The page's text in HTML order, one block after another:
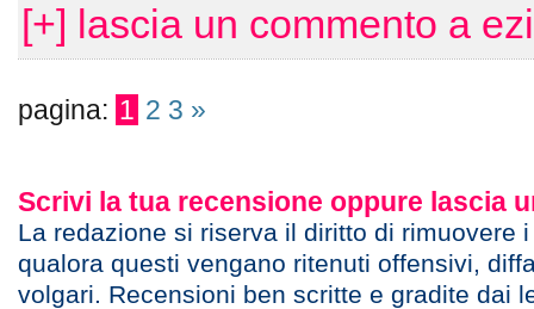
[+] lascia un commento a
pagina: 1 2 3 »
Scrivi la tua recensione oppure lascia
La redazione si riserva il diritto di rimuovere
qualora questi vengano ritenuti offensivi,
volgari. Recensioni ben scritte e gradite dai